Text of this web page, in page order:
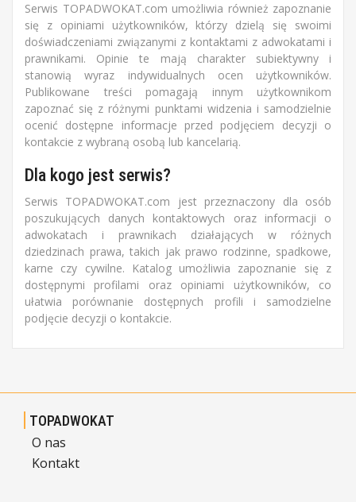
Serwis TOPADWOKAT.com umożliwia również zapoznanie
się z opiniami użytkowników, którzy dzielą się swoimi
doświadczeniami związanymi z kontaktami z adwokatami i
prawnikami. Opinie te mają charakter subiektywny i
stanowią wyraz indywidualnych ocen użytkowników.
Publikowane treści pomagają innym użytkownikom
zapoznać się z różnymi punktami widzenia i samodzielnie
ocenić dostępne informacje przed podjęciem decyzji o
kontakcie z wybraną osobą lub kancelarią.
Dla kogo jest serwis?
Serwis TOPADWOKAT.com jest przeznaczony dla osób
poszukujących danych kontaktowych oraz informacji o
adwokatach i prawnikach działających w różnych
dziedzinach prawa, takich jak prawo rodzinne, spadkowe,
karne czy cywilne. Katalog umożliwia zapoznanie się z
dostępnymi profilami oraz opiniami użytkowników, co
ułatwia porównanie dostępnych profili i samodzielne
podjęcie decyzji o kontakcie.
TOPADWOKAT
O nas
Kontakt